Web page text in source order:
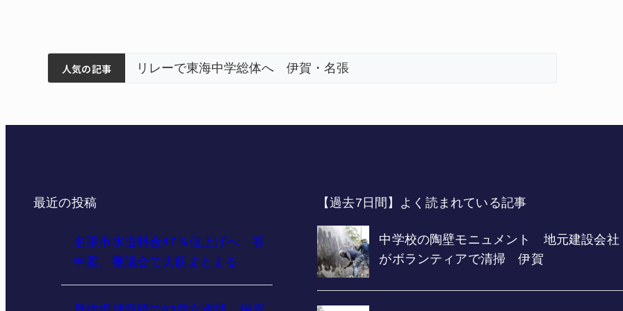
人気の記事
ィアで清掃 伊賀
3回目の派遣
う 近大高専
最近の投稿
名張市水道料金47％値上げへ 答
申案、審議会で大筋まとまる
【過去7日間】よく読まれている記事